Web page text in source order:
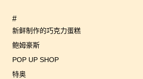
#
新鲜制作的巧克力蛋糕
鲍姆豪斯
POP UP SHOP
特奥